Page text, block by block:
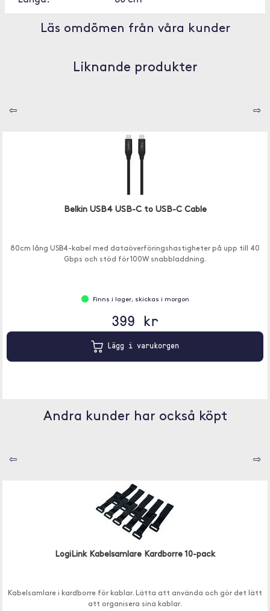
Läs omdömen från våra kunder
Liknande produkter
⇦ ⇨
Belkin USB4 USB-C to USB-C Cable
80cm lång USB4-kabel med dataöverföringshastigheter på upp till 40
Gbps och stöd för 100W snabbladdning.
Finns i lager, skickas i morgon
399 kr
Lägg i varukorgen
Andra kunder har också köpt
⇦ ⇨
LogiLink Kabelsamlare Kardborre 10-pack
Kabelsamlare i kardborre för kablar. Lätta att använda och gör det lätt
att organisera sina kablar.